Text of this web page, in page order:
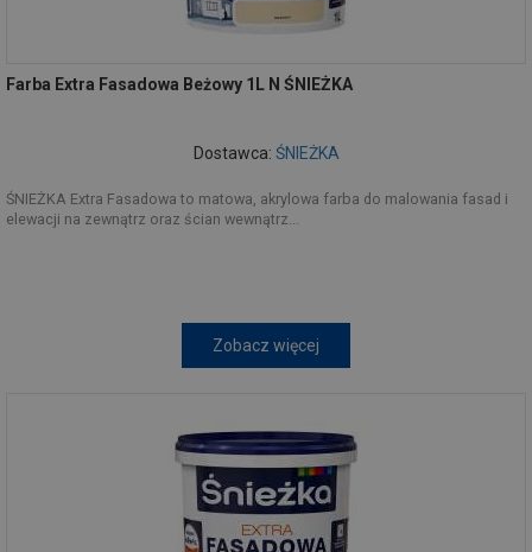
Farba Extra Fasadowa Beżowy 1L N ŚNIEŻKA
Dostawca: ŚNIEŻKA
ŚNIEŻKA Extra Fasadowa to matowa, akrylowa farba do malowania fasad i
elewacji na zewnątrz oraz ścian wewnątrz...
Zobacz więcej